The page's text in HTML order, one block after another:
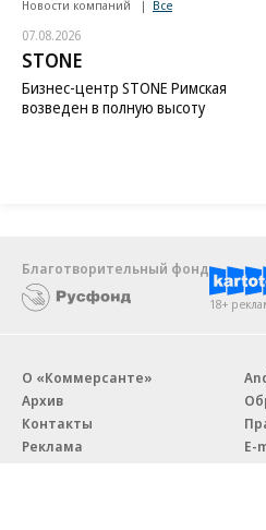
Новости компаний Все
07.08.2026
STONE
Бизнес-центр STONE Римская
возведен в полную высоту
Благотворительный фонд
18+
О «Коммерсанте»
Архив
Контакты
Реклама
E-